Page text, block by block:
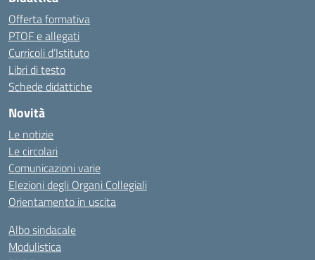
Offerta formativa
PTOF e allegati
Curricoli d’Istituto
Libri di testo
Schede didattiche
Novità
Le notizie
Le circolari
Comunicazioni varie
Elezioni degli Organi Collegiali
Orientamento in uscita
Albo sindacale
Modulistica